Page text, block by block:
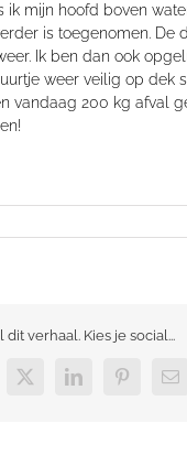
ik mijn hoofd boven
is toegenomen. De
Ik ben dan ook
weer veilig op dek
vandaag 200 kg afval
dit verhaal. Kies je social...
X LinkedInPinterest
E-